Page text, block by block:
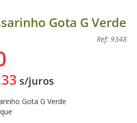
Gota G Verde
Ref: 9348
s/juros
Gota G Verde